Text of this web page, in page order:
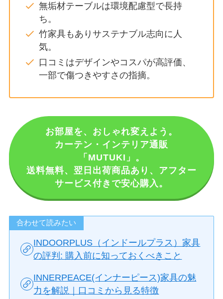
無垢材テーブルは環境配慮型で長持
ち。
竹家具もありサステナブル志向に人
気。
口コミはデザインやコスパが高評価、
一部で傷つきやすさの指摘。
お部屋を、おしゃれ変えよう。
カーテン・インテリア通販
「MUTUKI」。
送料無料、翌日出荷商品あり、アフター
サービス付きで安心購入。
合わせて読みたい
INDOORPLUS（インドールプラス）家具
の評判: 購入前に知っておくべきこと
INNERPEACE(インナーピース)家具の魅
力を解説｜口コミから見る特徴